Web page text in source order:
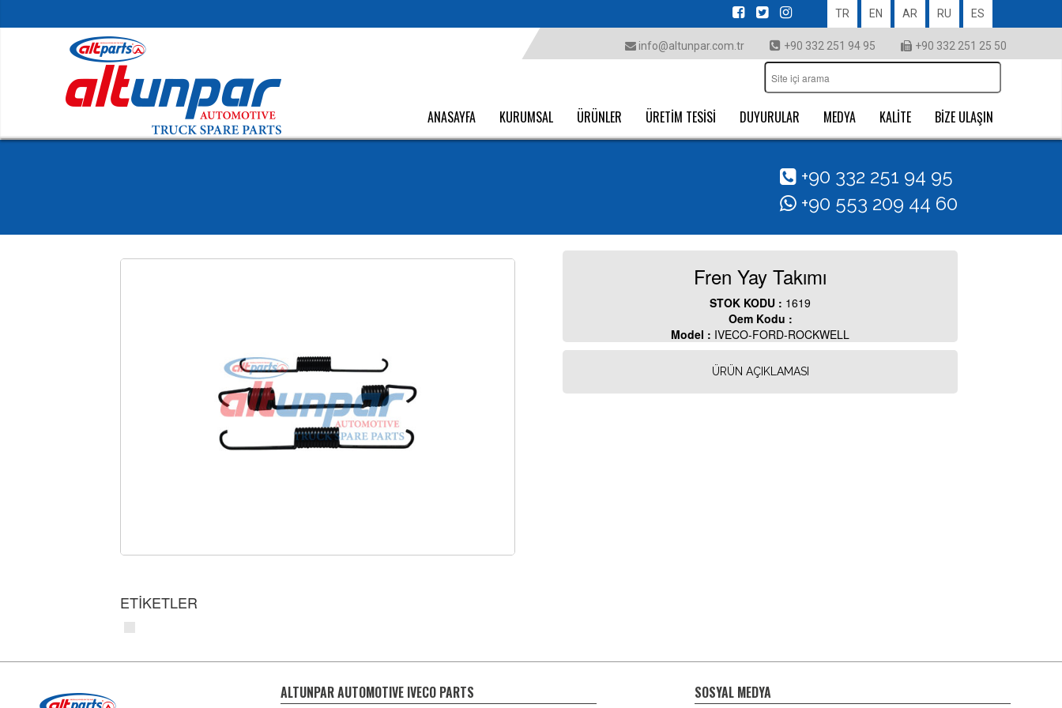
TR EN AR RU ES
info@altunpar.com.tr +90 332 251 94 95 +90 332 251 25 50
ANASAYFA KURUMSAL ÜRÜNLER ÜRETİM TESİSİ DUYURULAR MEDYA KALİTE BİZE ULAŞIN
+90 332 251 94 95
+90 553 209 44 60
Fren Yay Takımı
STOK KODU : 1619
Oem Kodu :
Model : IVECO-FORD-ROCKWELL
ÜRÜN AÇIKLAMASI
ETİKETLER
ALTUNPAR AUTOMOTIVE IVECO PARTS SOSYAL MEDYA